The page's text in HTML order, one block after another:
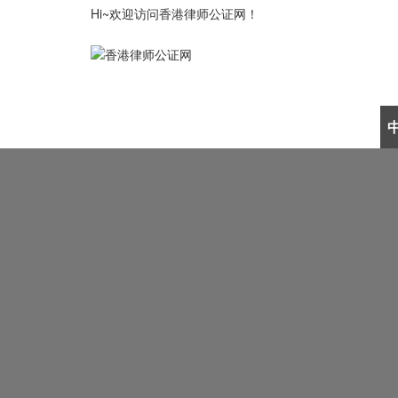
Hi~欢迎访问香港律师公证网！